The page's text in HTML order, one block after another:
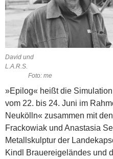
David und
Foto: me
»Epilog« heißt die
vom 22. bis 24. Juni im
Neukölln« zusammen mit
Frackowiak und Anastasia
Metall­skulptur der
Kindl Brauereigeländes und